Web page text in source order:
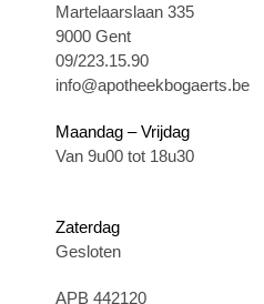
Martelaarslaan 335
9000 Gent
09/223.15.90
info@apotheekbogaerts.be
Maandag – Vrijdag
Van 9u00 tot 18u30
Zaterdag
Gesloten
APB 442120